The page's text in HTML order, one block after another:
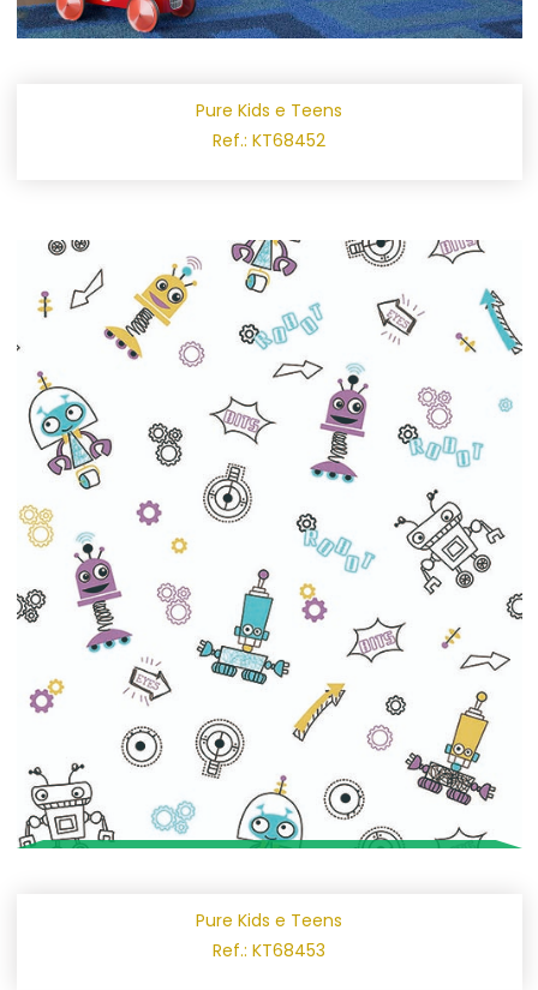
Pure Kids e Teens
Ref.: KT68452
Pure Kids e Teens
Ref.: KT68453